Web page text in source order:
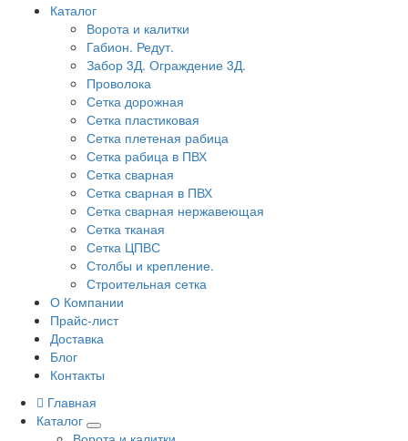
Каталог
Ворота и калитки
Габион. Редут.
Забор 3Д. Ограждение 3Д.
Проволока
Сетка дорожная
Сетка пластиковая
Сетка плетеная рабица
Сетка рабица в ПВХ
Сетка сварная
Сетка сварная в ПВХ
Сетка сварная нержавеющая
Сетка тканая
Сетка ЦПВС
Столбы и крепление.
Строительная сетка
О Компании
Прайс-лист
Доставка
Блог
Контакты
Главная
Каталог